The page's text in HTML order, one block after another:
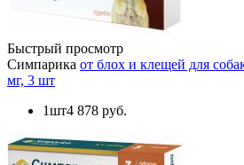
Быстрый просмотр
Симпарика от блох и клещей для
мг, 3 шт
1шт4 878 руб.